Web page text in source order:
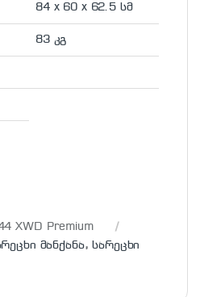
84 x 60 x 62.5 სმ
83 კგ
XWD Premium
მანქანა,სარეცხი